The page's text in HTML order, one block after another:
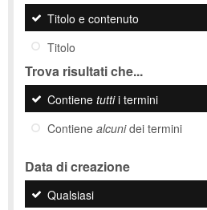
Titolo e contenuto
Titolo
Trova risultati che...
Contiene tuttii termini
Contiene alcunidei termini
Data di creazione
Qualsiasi